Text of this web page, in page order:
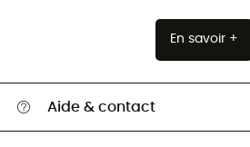
En savoir +
Aide & contact